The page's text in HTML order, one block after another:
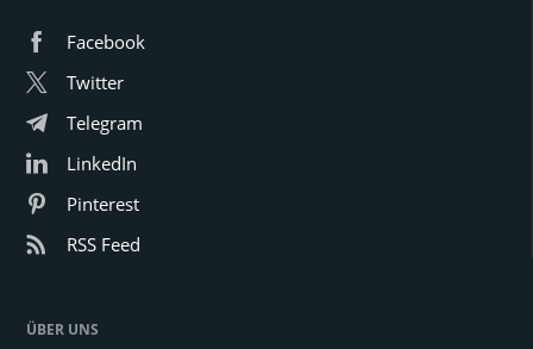
Facebook
Twitter
Telegram
LinkedIn
Pinterest
RSS Feed
ÜBER UNS